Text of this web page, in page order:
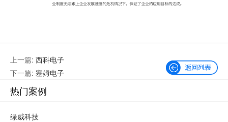
上一篇: 西科电子
下一篇: 塞姆电子
热门案例
绿威科技